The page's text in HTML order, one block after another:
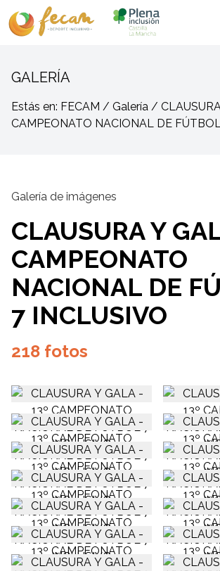
GALERÍA
Estás en: FECAM / Galería /
CAMPEONATO NACIONAL DE
Galería de imágenes
CLAUSURA Y
CAMPEONATO
NACIONAL DE
7 INCLUSIVO
218 fotos